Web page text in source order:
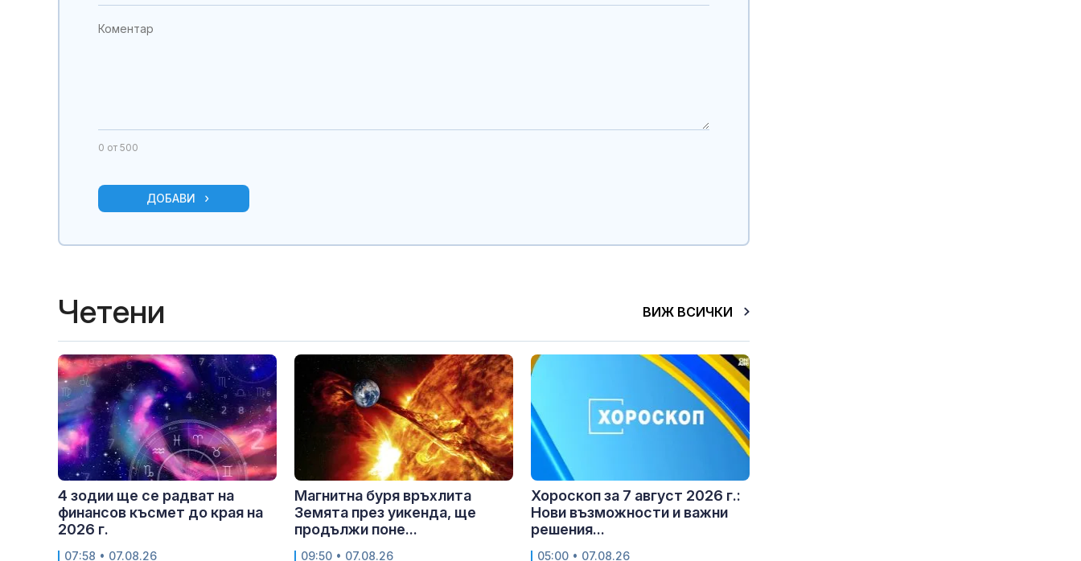
0 от 500
ДОБАВИ
Четени ВИЖ ВСИЧКИ
4 зодии ще се радват на
финансов късмет до края на
2026 г.
07:58 • 07.08.26
Магнитна буря връхлита
Земята през уикенда, ще
продължи поне...
09:50 • 07.08.26
Хороскоп за 7 август 2026 г.:
Нови възможности и важни
решения...
05:00 • 07.08.26